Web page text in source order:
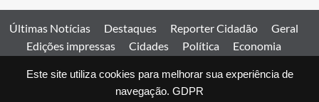
Este site utiliza cookies para melhorar sua experiência de
navegação. GDPR
Últimas Notícias Destaques Reporter Cidadão
Geral
Edições impressas
Cidades Política
Economia
Comercial
Edições impressas Expediente Home